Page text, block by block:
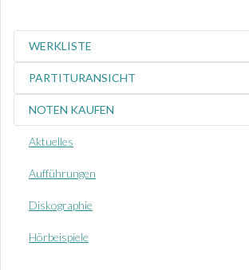
WERKLISTE
PARTITURANSICHT
NOTEN KAUFEN
Aktuelles
Aufführungen
Diskographie
Hörbeispiele